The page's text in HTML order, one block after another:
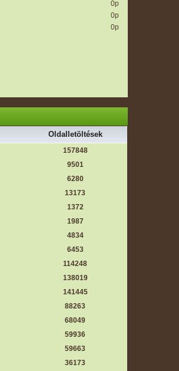
0p
0p
0p
Oldalletöltések
157848
9501
6280
13173
1372
1987
4834
6453
114248
138019
141445
88263
68049
59936
59663
36173